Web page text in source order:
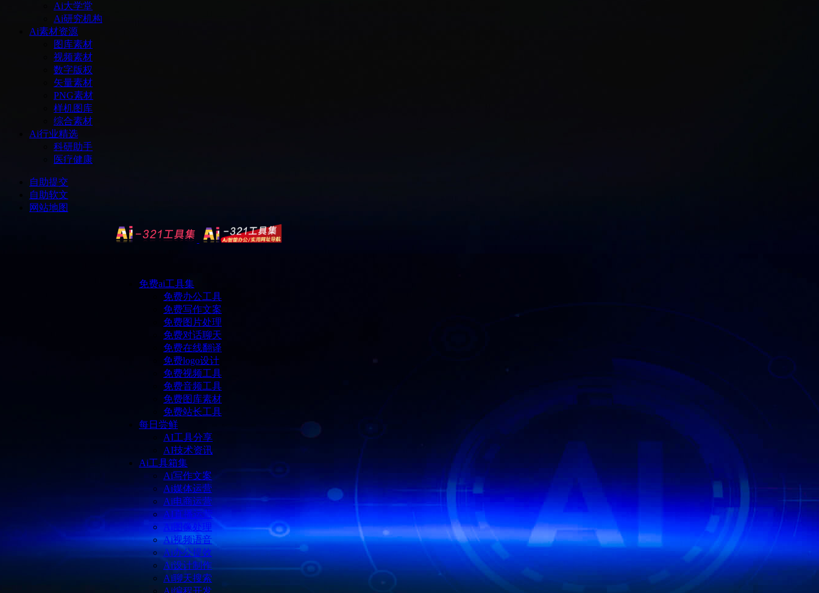
Ai大学堂
Ai研究机构
Ai素材资源
图库素材
视频素材
数字版权
矢量素材
PNG素材
样机图库
综合素材
Ai行业精选
科研助手
医疗健康
自助提交
自助软文
网站地图
免费ai工具集
免费办公工具
免费写作文案
免费图片处理
免费对话聊天
免费在线翻译
免费logo设计
免费视频工具
免费音频工具
免费图库素材
免费站长工具
每日尝鲜
AI工具分享
AI技术资讯
Ai工具箱集
Ai写作文案
Ai媒体运营
Ai电商运营
AI直播运营
Ai图像处理
Ai视频语音
Ai办公提效
Ai设计制作
Ai聊天搜索
Ai编程开发